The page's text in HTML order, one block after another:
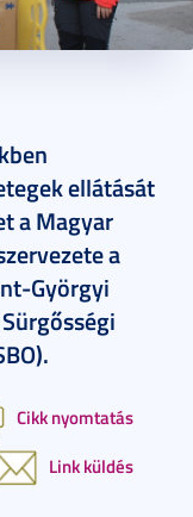
ellátását
a Magyar
a
Györgyi
Cikk nyomtatás
Link küldés